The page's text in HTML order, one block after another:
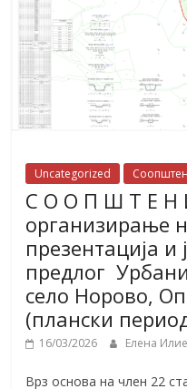
Uncategorized
С О О П Ш Т Е Н
организирање
презентација и
предлог
село Норово,
(плански
16/03/2026 Елена
Врз основа на член 22